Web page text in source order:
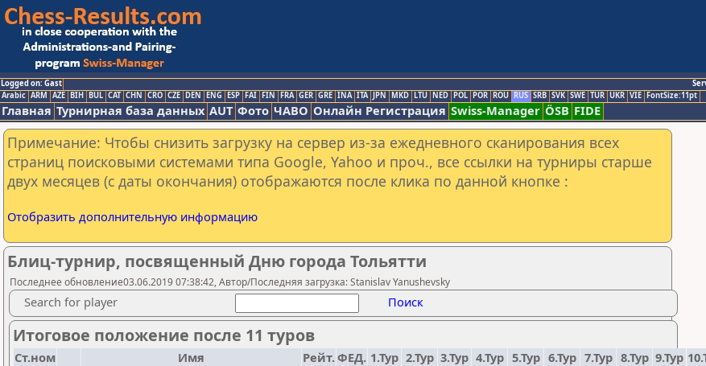
Logged on: Gast
Arabic ARM AZE BIH BUL CAT CHN CRO CZE DEN ENG ESP FAI FIN FRA GER GRE INA ITA JPN MKD LTU NED POL POR ROU RUS SRB SVK SWE TUR UKR VIE FontSize:11pt
Главная Турнирная база данных AUT Фото ЧАВО Онлайн Регистрация Swiss-Manager ÖSB FIDE
Примечание: Чтобы снизить загрузку на сервер из-за ежедневного сканирования всех
страниц поисковыми системами типа Google, Yahoo и проч., все ссылки на турниры старше
двух месяцев (с даты окончания) отображаются после клика по данной кнопке :
Отобразить дополнительную информацию
Блиц-турнир, посвященный Дню города Тольятти
Последнее обновление03.06.2019 07:38:42, Автор/Последняя загрузка: Stanislav Yanushevsky
Search for player Поиск
Итоговое положение после 11 туров
Ст.ном Имя Рейт.ФЕД. 1.Тур 2.Тур 3.Тур 4.Тур 5.Тур 6.Тур 7.Тур 8.Тур 9.Тур